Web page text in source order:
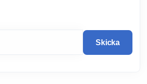
Skicka